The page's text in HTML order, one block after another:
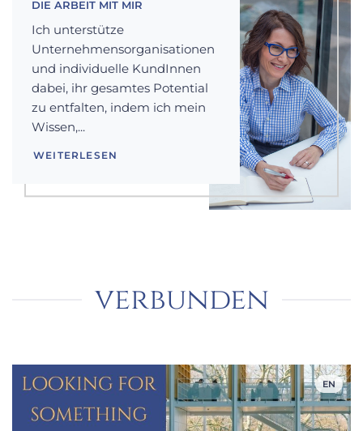
DIE ARBEIT MIT MIR
Ich unterstütze
Unternehmensorganisationen
und individuelle KundInnen
dabei, ihr gesamtes Potential
zu entfalten, indem ich mein
Wissen,...
WEITERLESEN
verbunden
EN